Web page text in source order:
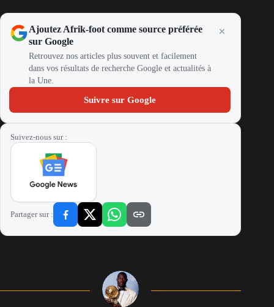
Ajoutez Afrik-foot comme source préférée
sur Google
Retrouvez nos articles plus souvent et facilement
dans vos résultats de recherche Google et actualités à
la Une.
Suivre sur Google
Suivez-nous sur :
Partager sur :